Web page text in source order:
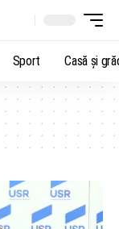
Sport Casă şi